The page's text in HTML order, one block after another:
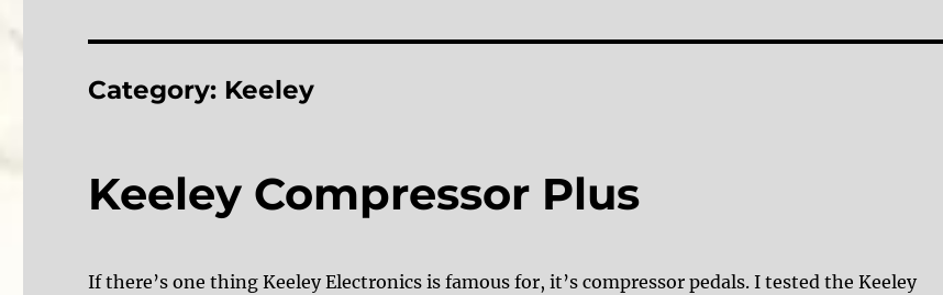
Category: Keeley
Keeley Compressor Plus
If there’s one thing Keeley Electronics is famous for, it’s compressor pedals. I tested the Keeley